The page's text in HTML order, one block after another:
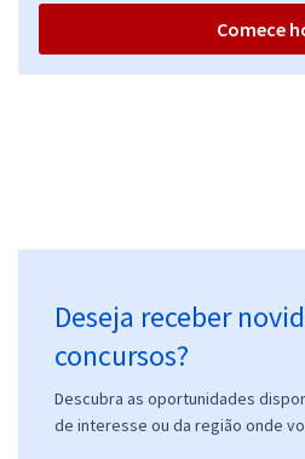
Comece
Deseja receber
concursos?
Descubra as oportunidades
de interesse ou da região onde